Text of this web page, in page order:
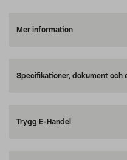
Mer information
Specifikationer, dokument och
Trygg E-Handel